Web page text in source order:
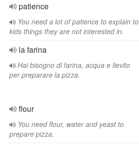
patience
You need a lot of patience to explain to
kids things they are not interested in.
la farina
Hai bisogno di farina, acqua e lievito
per preparare la pizza.
flour
You need flour, water and yeast to
prepare pizza.